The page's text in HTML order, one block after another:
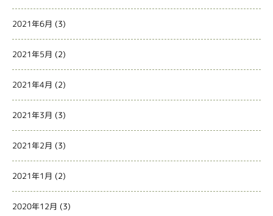
2021年6月 (3)
2021年5月 (2)
2021年4月 (2)
2021年3月 (3)
2021年2月 (3)
2021年1月 (2)
2020年12月 (3)